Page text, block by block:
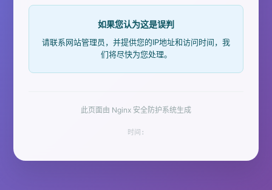
如果您认为这是误判
请联系网站管理员，并提供您的IP地址和访问时间，我
们将尽快为您处理。
此页面由 Nginx 安全防护系统生成
时间: